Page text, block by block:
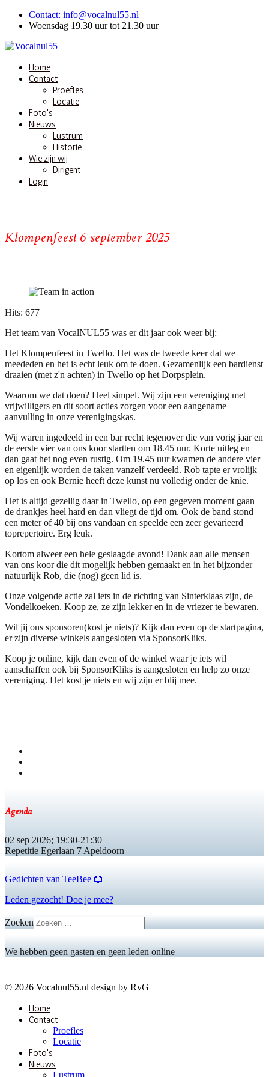
Contact: info@vocalnul55.nl
Woensdag 19.30 uur tot 21.30 uur
Home
Contact
Proefles
Locatie
Foto's
Nieuws
Lustrum
Historie
Wie zijn wij
Dirigent
Login
Klompenfeest 6 september 2025
Hits: 677
Het team van VocalNUL55 was er dit jaar ook weer bij:
Het Klompenfeest in Twello. Het was de tweede keer dat we
meededen en het is echt leuk om te doen. Gezamenlijk een bardienst
draaien (met z'n achten) in Twello op het Dorpsplein.
Waarom we dat doen? Heel simpel. Wij zijn een vereniging met
vrijwilligers en dit soort acties zorgen voor een aangename
aanvulling in onze verenigingskas.
Wij waren ingedeeld in een bar recht tegenover die van vorig jaar en
de eerste vier van ons koor startten om 18.45 uur. Korte uitleg en
dan gaat het nog even rustig. Om 19.45 uur kwamen de andere vier
en eigenlijk worden de taken vanzelf verdeeld. Rob tapte er vrolijk
op los en ook Bernie heeft deze kunst nu volledig onder de knie.
Het is altijd gezellig daar in Twello, op een gegeven moment gaan
de drankjes heel hard en dan vliegt de tijd om. Ook de band stond
een meter of 40 bij ons vandaan en speelde een zeer gevarieerd
toprepertoire. Erg leuk.
Kortom alweer een hele geslaagde avond! Dank aan alle mensen
van ons koor die dit mogelijk hebben gemaakt en in het bijzonder
natuurlijk Rob, die (nog) geen lid is.
Onze volgende actie zal iets in de richting van Sinterklaas zijn, de
Vondelkoeken. Koop ze, ze zijn lekker en in de vriezer te bewaren.
Wil jij ons sponsoren(kost je niets)? Kijk dan even op de startpagina,
er zijn diverse winkels aangesloten via SponsorKliks.
Koop je online, kijk dan even of de winkel waar je iets wil
aanschaffen ook bij SponsorKliks is aangesloten en help zo onze
vereniging. Het kost je niets en wij zijn er blij mee.
Agenda
02 sep 2026; 19:30-21:30
Repetitie Egerlaan 7 Apeldoorn
Gedichten van TeeBee 📖
Leden gezocht! Doe je mee?
Zoeken
We hebben geen gasten en geen leden online
© 2026 Vocalnul55.nl design by RvG
Home
Contact
Proefles
Locatie
Foto's
Nieuws